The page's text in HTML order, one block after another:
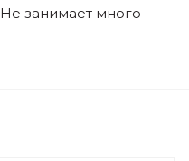
занимает много